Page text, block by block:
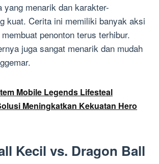
yang menarik dan karakter-
kuat. Cerita ini memiliki banyak aksi
penonton terus terhibur.
juga sangat menarik dan mudah
Mobile Legends Lifesteal
Meningkatkan Kekuatan Hero
Kecil vs. Dragon Ball